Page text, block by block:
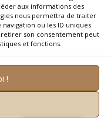
aux informations des
nous permettra de traiter
ou les ID uniques
son consentement peut
et fonctions.
!